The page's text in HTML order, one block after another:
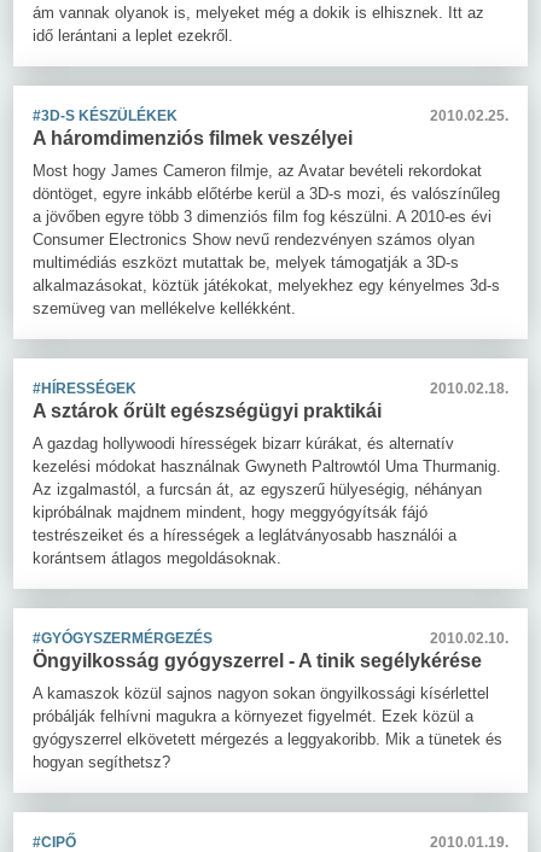
ám vannak olyanok is, melyeket még a dokik is elhisznek. Itt az
idő lerántani a leplet ezekről.
#3D-S KÉSZÜLÉKEK 2010.02.25.
A háromdimenziós filmek veszélyei
Most hogy James Cameron filmje, az Avatar bevételi rekordokat
döntöget, egyre inkább előtérbe kerül a 3D-s mozi, és valószínűleg
a jövőben egyre több 3 dimenziós film fog készülni. A 2010-es évi
Consumer Electronics Show nevű rendezvényen számos olyan
multimédiás eszközt mutattak be, melyek támogatják a 3D-s
alkalmazásokat, köztük játékokat, melyekhez egy kényelmes 3d-s
szemüveg van mellékelve kellékként.
#HÍRESSÉGEK 2010.02.18.
A sztárok őrült egészségügyi praktikái
A gazdag hollywoodi hírességek bizarr kúrákat, és alternatív
kezelési módokat használnak Gwyneth Paltrowtól Uma Thurmanig.
Az izgalmastól, a furcsán át, az egyszerű hülyeségig, néhányan
kipróbálnak majdnem mindent, hogy meggyógyítsák fájó
testrészeiket és a hírességek a leglátványosabb használói a
korántsem átlagos megoldásoknak.
#GYÓGYSZERMÉRGEZÉS 2010.02.10.
Öngyilkosság gyógyszerrel - A tinik segélykérése
A kamaszok közül sajnos nagyon sokan öngyilkossági kísérlettel
próbálják felhívni magukra a környezet figyelmét. Ezek közül a
gyógyszerrel elkövetett mérgezés a leggyakoribb. Mik a tünetek és
hogyan segíthetsz?
#CIPŐ 2010.01.19.